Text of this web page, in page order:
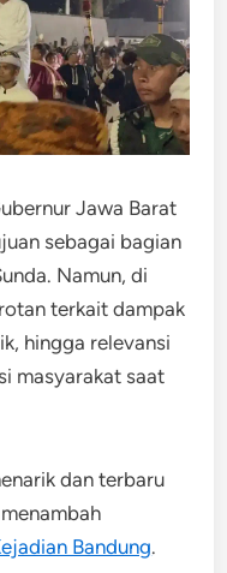
Jawa Barat
sebagai bagian
Namun, di
terkait dampak
hingga relevansi
masyarakat saat
dan terbaru
Bandung.